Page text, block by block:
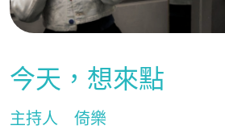
今天，想來點
主持人 倚樂